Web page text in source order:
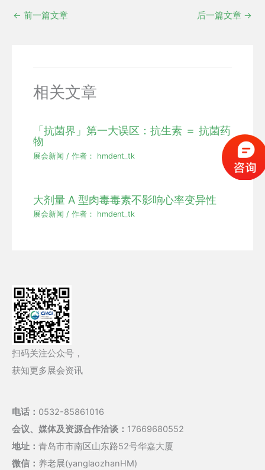
← 前一篇文章 后一篇文章 →
相关文章
「抗菌界」第一大误区：抗生素 ＝ 抗菌药
物
展会新闻 / 作者： hmdent_tk
大剂量 A 型肉毒毒素不影响心率变异性
展会新闻 / 作者： hmdent_tk
扫码关注公众号，
获知更多展会资讯
电话： 0532-85861016
会议、媒体及资源合作洽谈： 17669680552
地址： 青岛市市南区山东路52号华嘉大厦
微信： 养老展(yanglaozhanHM)